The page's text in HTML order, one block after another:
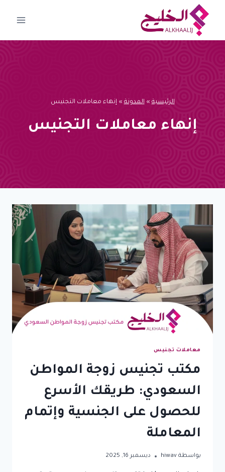
المحتوى
الرئيسية » المدونة » إنهاء معاملات التجنيس
إنهاء معاملات التجنيس
معاملات تجنيس
مكتب تجنيس زوجة المواطن
السعودي: طريقك الأسرع
للحصول على الجنسية وإتمام
المعاملة
بواسطة hiwav ديسمبر 16, 2025